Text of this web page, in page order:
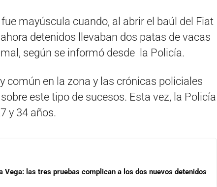
mayúscula cuando, al abrir el baúl del Fiat
detenidos llevaban dos patas de vacas
según se informó desde la Policía.
común en la zona y las crónicas policiales
este tipo de sucesos. Esta vez, la Policía
y 34 años.
Vega: las tres pruebas complican a los dos nuevos detenidos